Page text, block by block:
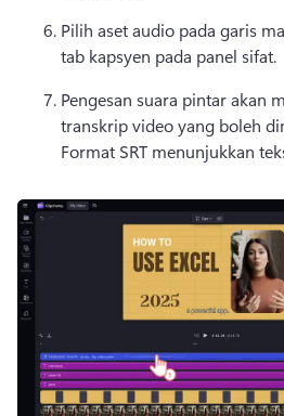
Pilih aset audio pada garis
tab kapsyen pada panel sifat.
Pengesan suara pintar akan
Format SRT menunjukkan